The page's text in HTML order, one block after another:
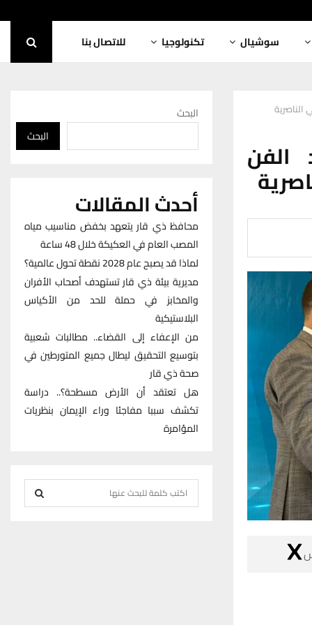
سوشيال تكنولوجيا للاتصال بنا
الفن
البحث
البحث
أحدث المقالات
محافظ ذي قار يتعهد بخفض مناسيب مياه
المصب العام في العكيكة خلال 48 ساعة
لماذا قد يصبح عام 2028 نقطة تحول عالمية؟
مديرية بيئة ذي قار تستهدف أصحاب الأفران
والمخابز في حملة للحد من الأكياس
البلاستيكية
من الإعفاء إلى القضاء.. مطالبات شعبية
بتوسيع التحقيق ليطال جميع المتورطين في
صحة ذي قار
هل تعتقد أن الأرض مسطحة؟.. دراسة
تكشف سببا مفاجئا وراء الإيمان بنظريات
المؤامرة
e